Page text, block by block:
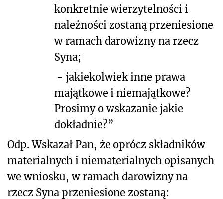
konkretnie wierzytelności i
należności zostaną przeniesione
w ramach darowizny na rzecz
Syna;
- jakiekolwiek inne prawa
majątkowe i niemajątkowe?
Prosimy o wskazanie jakie
dokładnie?”
Odp. Wskazał Pan, że oprócz składników
materialnych i niematerialnych opisanych
we wniosku, w ramach darowizny na
rzecz Syna przeniesione zostaną: